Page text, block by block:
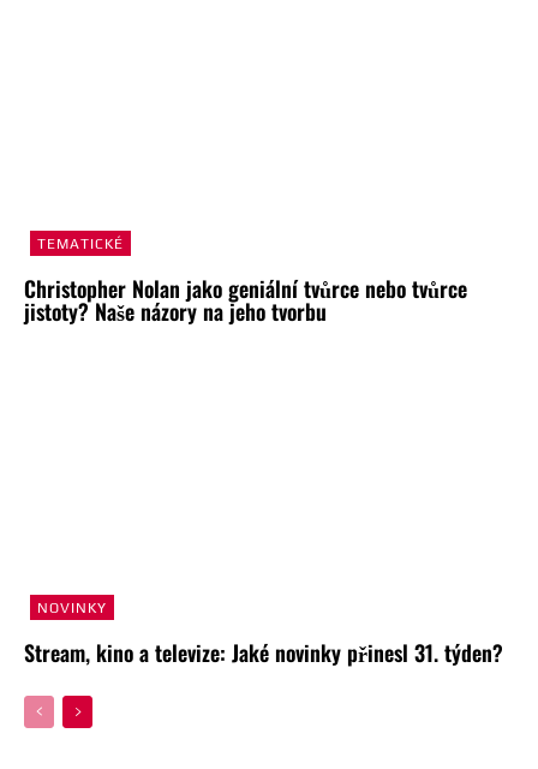
TEMATICKÉ
Christopher Nolan jako geniální tvůrce nebo tvůrce
jistoty? Naše názory na jeho tvorbu
NOVINKY
Stream, kino a televize: Jaké novinky přinesl 31. týden?